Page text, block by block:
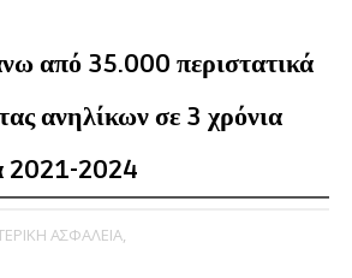
από 35.000 περιστατικά
ανηλίκων σε 3 χρόνια
2021-2024
ΑΣΦΑΛΕΙΑ,